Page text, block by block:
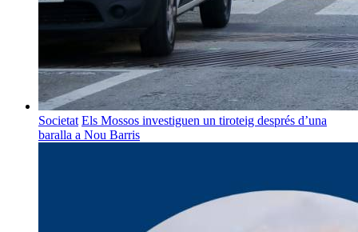
Societat Els Mossos investiguen un tiroteig després d’una
baralla a Nou Barris